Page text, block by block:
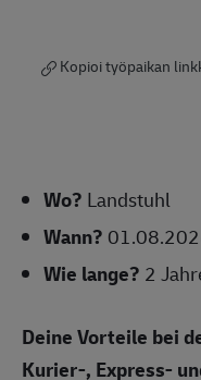
Kopioi työpaikan
Wo? Landstuhl
Wann?
Wie lange? 2
Deine Vorteile bei
Kurier-, Express-